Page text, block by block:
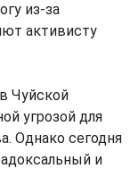
из-за
активисту
Чуйской
угрозой для
Однако сегодня
и